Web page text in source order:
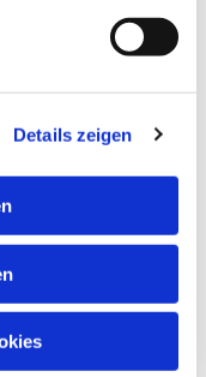
Details zeigen